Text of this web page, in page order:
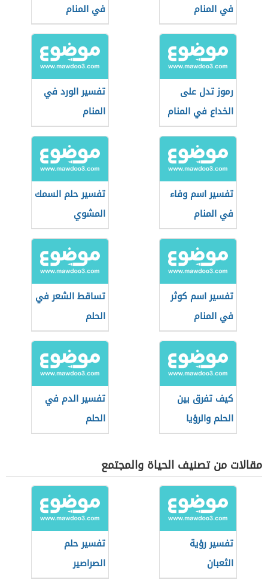
في المنام
في المنام
رموز تدل على
الخداع في المنام
تفسير الورد في
المنام
تفسير اسم وفاء
في المنام
تفسير حلم السمك
المشوي
تفسير اسم كوثر
في المنام
تساقط الشعر في
الحلم
كيف تفرق بين
الحلم والرؤيا
تفسير الدم في
الحلم
مقالات من تصنيف الحياة والمجتمع
تفسير رؤية
الثعبان
تفسير حلم
الصراصير